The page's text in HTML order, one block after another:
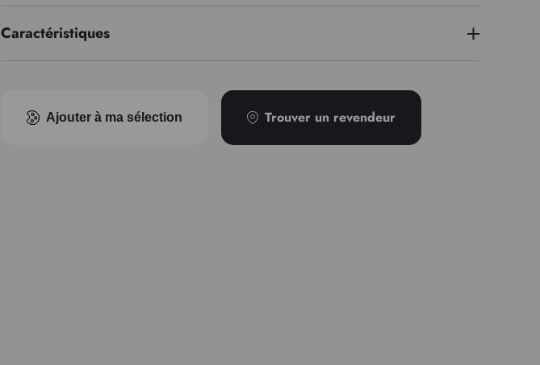
Caractéristiques
Indice pigmentaire
PY154 PG36
Ajouter à ma sélection Trouver un revendeur